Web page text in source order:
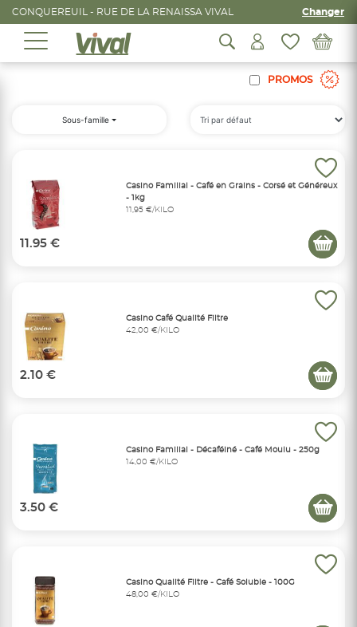
CONQUEREUIL - RUE DE LA RENAISSA VIVAL Changer
PROMOS
Sous-famille
Casino Familial - Café en Grains - Corsé et Généreux
- 1kg
11,95 €/KILO
11.95 €
Casino Café Qualité Filtre
42,00 €/KILO
2.10 €
Casino Familial - Décaféiné - Café Moulu - 250g
14,00 €/KILO
3.50 €
Casino Qualité Filtre - Café Soluble - 100G
48,00 €/KILO